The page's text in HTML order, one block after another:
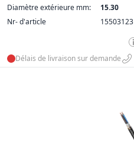
Diamètre extérieure mm:
15.30
Nr- d'article
15503123
Délais de livraison sur demande